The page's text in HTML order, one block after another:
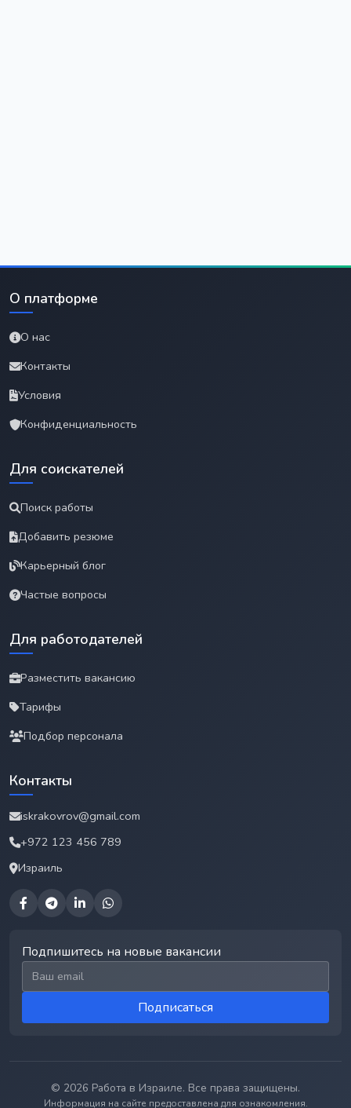
О платформе
О нас
Контакты
Условия
Конфиденциальность
Для соискателей
Поиск работы
Добавить резюме
Карьерный блог
Частые вопросы
Для работодателей
Разместить вакансию
Тарифы
Подбор персонала
Контакты
iskrakovrov@gmail.com
+972 123 456 789
Израиль
Подпишитесь на новые вакансии
Email для подписки
Подписаться
© 2026 Работа в Израиле. Все права защищены.
Информация на сайте предоставлена для ознакомления.